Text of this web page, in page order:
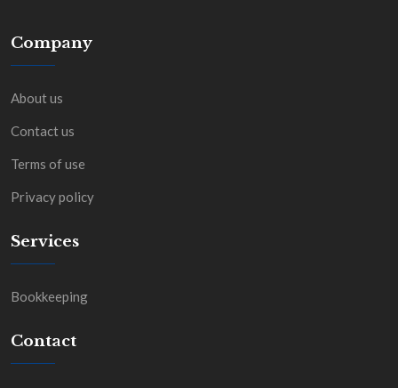
Company
About us
Contact us
Terms of use
Privacy policy
Services
Bookkeeping
Contact